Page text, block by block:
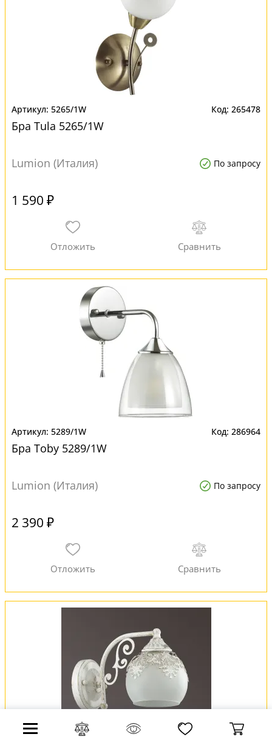
5265/1W 265478
Бра Tula 5265/1W
Lumion (Италия) По запросу
1 590 ₽
5289/1W 286964
Бра Toby 5289/1W
Lumion (Италия) По запросу
2 390 ₽